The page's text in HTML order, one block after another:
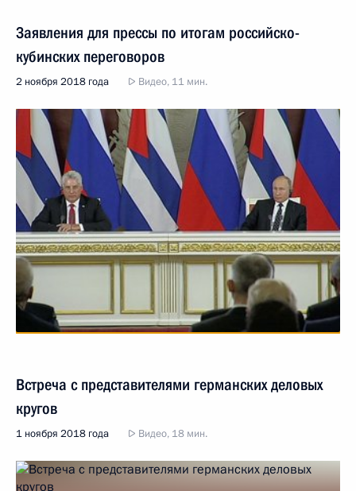
Заявления для прессы по итогам российско-
кубинских переговоров
2 ноября 2018 года Видео, 11 мин.
Встреча с представителями германских деловых
кругов
1 ноября 2018 года Видео, 18 мин.